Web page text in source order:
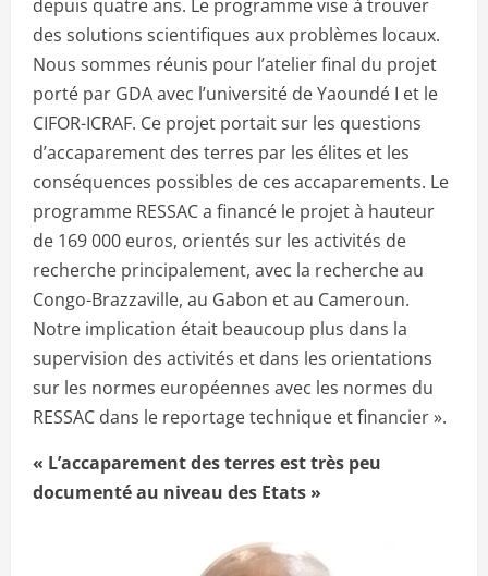
depuis quatre ans. Le programme vise à trouver
des solutions scientifiques aux problèmes locaux.
Nous sommes réunis pour l’atelier final du projet
porté par GDA avec l’université de Yaoundé I et le
CIFOR-ICRAF. Ce projet portait sur les questions
d’accaparement des terres par les élites et les
conséquences possibles de ces accaparements. Le
programme RESSAC a financé le projet à hauteur
de 169 000 euros, orientés sur les activités de
recherche principalement, avec la recherche au
Congo-Brazzaville, au Gabon et au Cameroun.
Notre implication était beaucoup plus dans la
supervision des activités et dans les orientations
sur les normes européennes avec les normes du
RESSAC dans le reportage technique et financier ».
« L’accaparement des terres est très peu
documenté au niveau des Etats »